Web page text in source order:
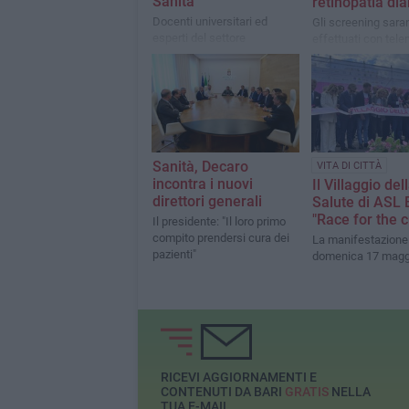
Docenti universitari ed
provenienti da Regione
Puglia, AReSS Puglia,
Policlinico di Bari e Asl Bt
Gli screening
e intelligenza
Sanità, Decaro
incontra i nuovi
direttori generali
Il presidente: "Il loro primo
compito prendersi cura dei
pazienti"
VITA DI CITTÀ
Il Villaggio
Salute di ASL
"Race for the
La
domenica 17
RICEVI AGGIORNAMENTI E
CONTENUTI DA BARI GRATISNELLA